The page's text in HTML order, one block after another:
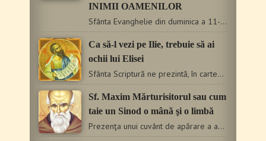
INIMII OAMENILOR
Sfânta Evanghelie din duminica a 11-a după Rusalii, de la…
Ca să-l vezi pe Ilie, trebuie să ai
ochii lui Elisei
Sfânta Scriptură ne prezintă, în cartea a patra a Regilor,…
Sf. Maxim Mărturisitorul sau cum
taie un Sinod o mână şi o limbă
Prezenţa unui cu­vânt de apărare a adevărului de credin­ţă…